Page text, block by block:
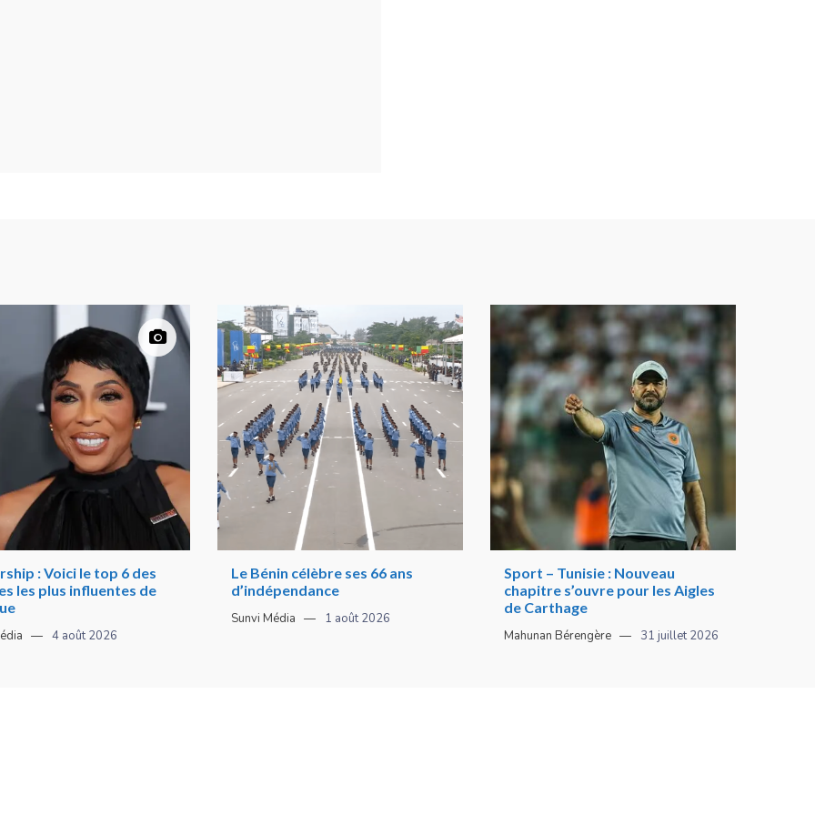
: Voici le top 6 des
les plus influentes de
4 août 2026
Le Bénin célèbre ses 66 ans
d’indépendance
Sunvi Média 1 août 2026
Sport – Tunisie : Nouveau
chapitre s’ouvre pour les Aigles
de Carthage
Mahunan Bérengère 31 juillet 2026